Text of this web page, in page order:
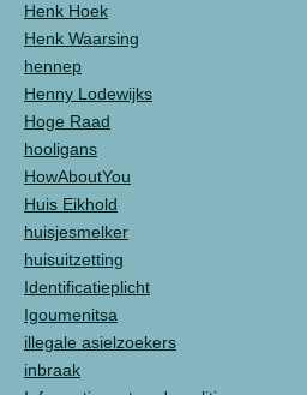
Henk Hoek
Henk Waarsing
hennep
Henny Lodewijks
Hoge Raad
hooligans
HowAboutYou
Huis Eikhold
huisjesmelker
huisuitzetting
Identificatieplicht
Igoumenitsa
illegale asielzoekers
inbraak